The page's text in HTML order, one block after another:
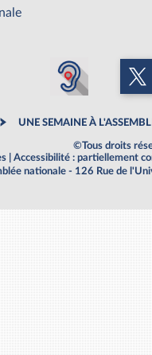
UNE SEMAINE À
©Tous droits
Accessibilité : partiellement
nationale - 126 Rue de